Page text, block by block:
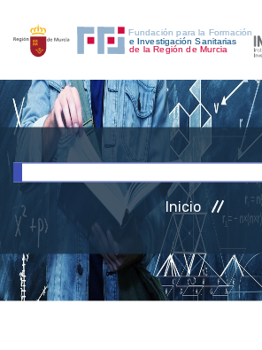
INICIO
INVESTIGACIÓN
RRHH
Inicio